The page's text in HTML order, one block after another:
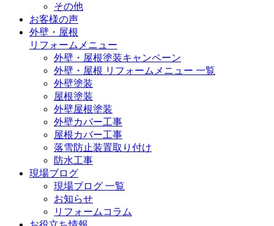
その他
お客様の声
外壁・屋根
リフォームメニュー
外壁・屋根塗装キャンペーン
外壁・屋根 リフォームメニュー 一覧
外壁塗装
屋根塗装
外壁屋根塗装
外壁カバー工事
屋根カバー工事
落雪防止装置取り付け
防水工事
現場ブログ
現場ブログ 一覧
お知らせ
リフォームコラム